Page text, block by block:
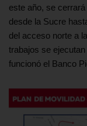
este año, se
desde la Sucre
del acceso norte a
trabajos se
funcionó el Banco